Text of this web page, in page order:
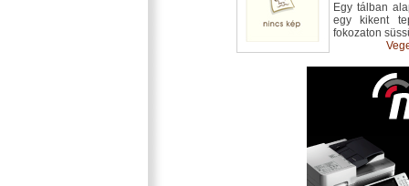
Egy tálban
egy kikent
fokozaton